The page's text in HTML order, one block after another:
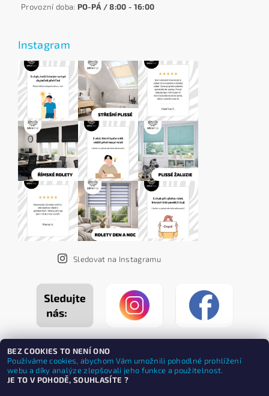
Provozní doba: PO-PÁ / 8:00 - 16:00
Instagram
Sledovat na Instagramu
BEZ COOKIES TO NENÍ ONO
Používáme cookies, abychom Vám umožnili pohodlné prohlížení
webu a díky analýze zlepšovali jeho funkce a použitelnost.
JE TO V POHODĚ, SOUHLASÍTE ?